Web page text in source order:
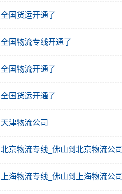
国货运开通了
国物流专线开通了
国物流开通了
国货运开通了
津物流公司
京物流专线_佛山到北京物流公司
海物流专线_佛山到上海物流公司